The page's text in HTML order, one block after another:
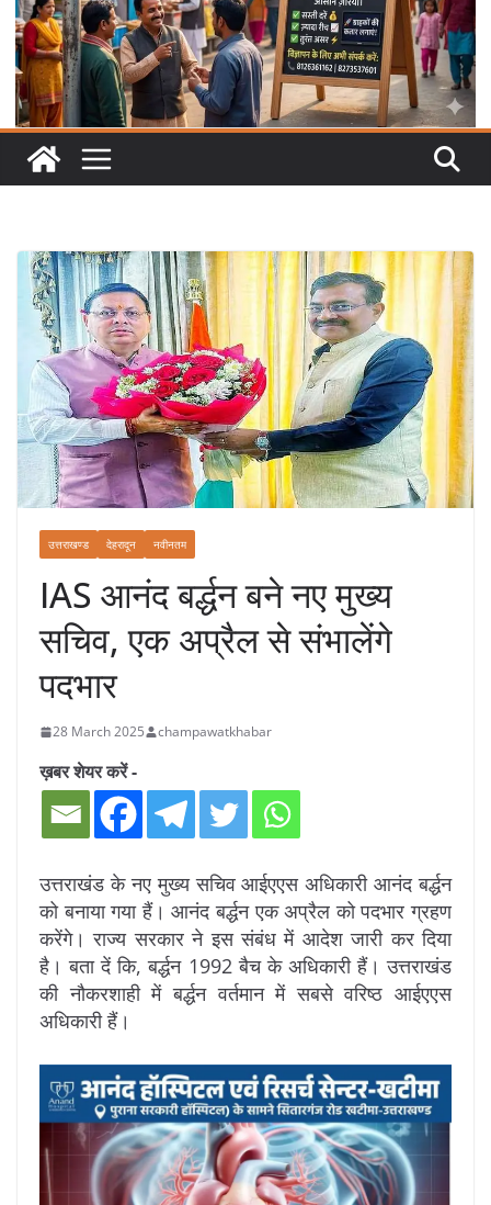
उत्तराखण्ड देहरादून नवीनतम
IAS आनंद बर्द्धन बने नए मुख्य
सचिव, एक अप्रैल से संभालेंगे
पदभार
28 March 2025 champawatkhabar
ख़बर शेयर करें -
उत्तराखंड के नए मुख्य सचिव आईएएस अधिकारी आनंद बर्द्धन
को बनाया गया हैं। आनंद बर्द्धन एक अप्रैल को पदभार ग्रहण
करेंगे। राज्य सरकार ने इस संबंध में आदेश जारी कर दिया
है। बता दें कि, बर्द्धन 1992 बैच के अधिकारी हैं। उत्तराखंड
की नौकरशाही में बर्द्धन वर्तमान में सबसे वरिष्ठ आईएएस
अधिकारी हैं।